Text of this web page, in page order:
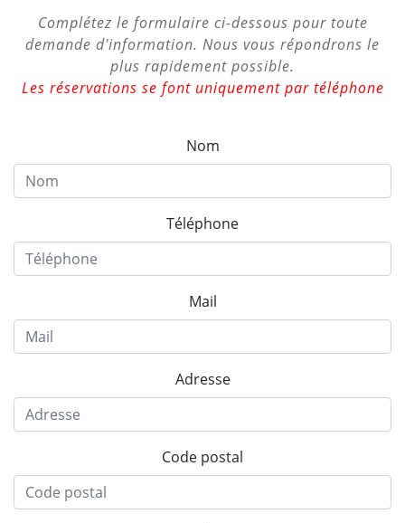
Complétez le formulaire ci-dessous pour toute
demande d'information. Nous vous répondrons le
plus rapidement possible.
Les réservations se font uniquement par téléphone
Nom
Téléphone
Mail
Adresse
Code postal